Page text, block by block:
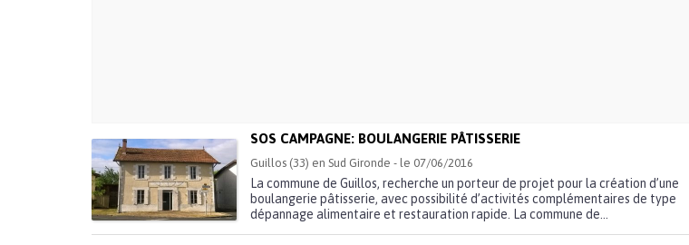
SOS CAMPAGNE: BOULANGERIE PÂTISSERIE
Guillos (33) en Sud Gironde - le 07/06/2016
La commune de Guillos, recherche un porteur de projet pour la création d’une
boulangerie pâtisserie, avec possibilité d’activités complémentaires de type
dépannage alimentaire et restauration rapide. La commune de...